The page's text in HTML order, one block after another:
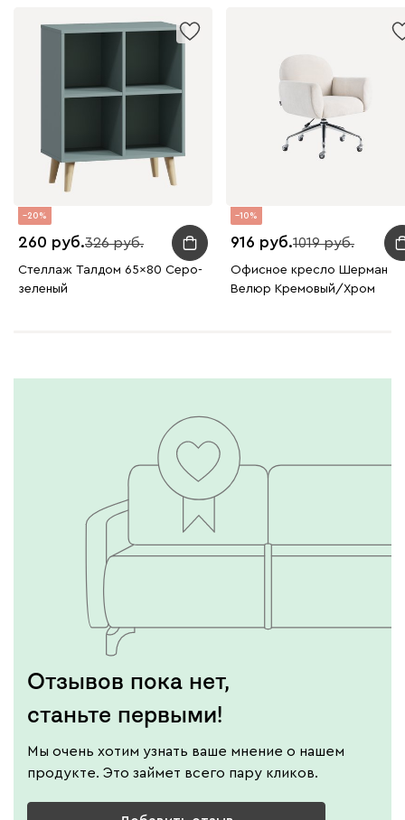
20
260 326
Стеллаж Талдом 65x80 Серо-
зеленый
10
916 1019
Офисное кресло Шерман
Велюр Кремовый/Хром
Отзывов пока нет,
станьте первыми!
Мы очень хотим узнать ваше мнение о нашем
продукте. Это займет всего пару кликов.